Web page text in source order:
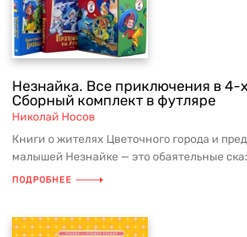
Незнайка. Все приключения в 4-
Сборный комплект в футляре
Николай Носов
Книги о жителях Цветочного города и
малышей Незнайке — это обаятельные
ПОДРОБНЕЕ